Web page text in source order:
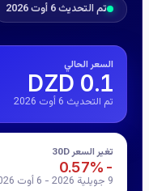
تم التحديث 6 أوت 2026
السعر الحالي
0.1 DZD
تم التحديث 6 أوت 2026
تغير السعر 30D
-0.57%
9 جويلية 2026 - 6 أوت 2026